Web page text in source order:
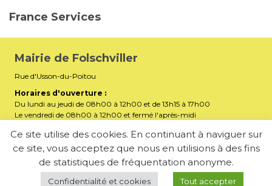
France Services
Mairie de Folschviller
Rue d'Usson-du-Poitou
Horaires d'ouverture :
Du lundi au jeudi de 08h00 à 12h00 et de 13h15 à 17h00
Le vendredi de 08h00 à 12h00 et fermé l'après-midi
Téléphone :03 87 29 32 90
E-mail : mairiefolschviller57730@gmail.com
Membre de la Communauté d’Agglomération Saint-Avold
Synergie
Ce site utilise des cookies. En continuant à naviguer sur
ce site, vous acceptez que nous en utilisions à des fins
de statistiques de fréquentation anonyme.
Confidentialité et cookies Tout accepter